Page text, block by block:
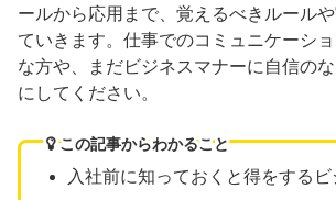
ールから応用まで、覚えるべきルール
ていきます。仕事でのコミュニケーシ
な方や、まだビジネスマナーに自信の
にしてください。
この記事からわかること
入社前に知っておくと得をする